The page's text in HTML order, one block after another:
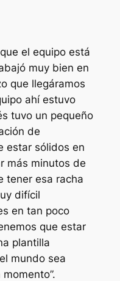
el equipo está
muy bien en
que llegáramos
ahí estuvo
tuvo un pequeño
de
estar sólidos en
más minutos de
tener esa racha
difícil
en tan poco
que estar
plantilla
mundo sea